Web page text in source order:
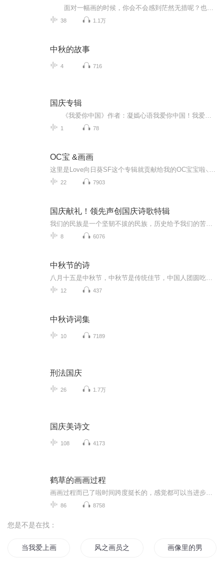
38 1.1万
中秋的故事
4 716
国庆专辑
1 78
OC宝 &画画
22 7903
国庆献礼！领先声创国庆诗歌特辑
8 6076
中秋节的诗
12 437
中秋诗词集
10 7189
刑法国庆
26 1.7万
国庆美诗文
108 4173
鹤草的画画过程
86 8758
您是不是在找：
当我爱上画像 风之画员之风之子 画像里的男人